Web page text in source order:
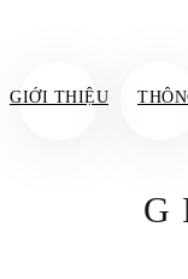
GIỚI THIỆU